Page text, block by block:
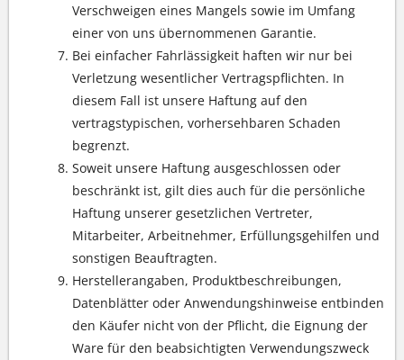
Verschweigen eines Mangels sowie im Umfang
einer von uns übernommenen Garantie.
Bei einfacher Fahrlässigkeit haften wir nur bei
Verletzung wesentlicher Vertragspflichten. In
diesem Fall ist unsere Haftung auf den
vertragstypischen, vorhersehbaren Schaden
begrenzt.
Soweit unsere Haftung ausgeschlossen oder
beschränkt ist, gilt dies auch für die persönliche
Haftung unserer gesetzlichen Vertreter,
Mitarbeiter, Arbeitnehmer, Erfüllungsgehilfen und
sonstigen Beauftragten.
Herstellerangaben, Produktbeschreibungen,
Datenblätter oder Anwendungshinweise entbinden
den Käufer nicht von der Pflicht, die Eignung der
Ware für den beabsichtigten Verwendungszweck